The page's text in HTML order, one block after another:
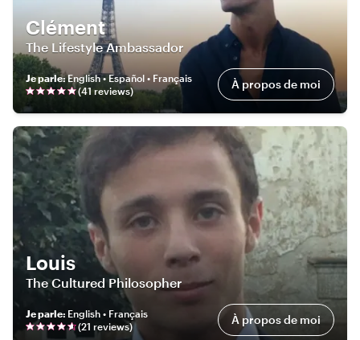
Clément
The Lifestyle Ambassador
Je parle:English • Español • Français
(41 reviews) À propos de moi
Louis
The Cultured Philosopher
Je parle: English • Français
(21 reviews) À propos de moi